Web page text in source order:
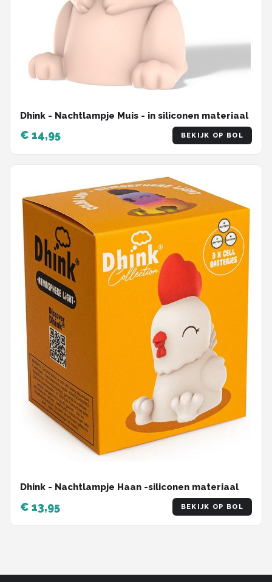
Dhink - Nachtlampje Muis - in siliconen materiaal
€ 14,95 BEKIJK OP BOL
Dhink - Nachtlampje Haan -siliconen materiaal
€ 13,95 BEKIJK OP BOL